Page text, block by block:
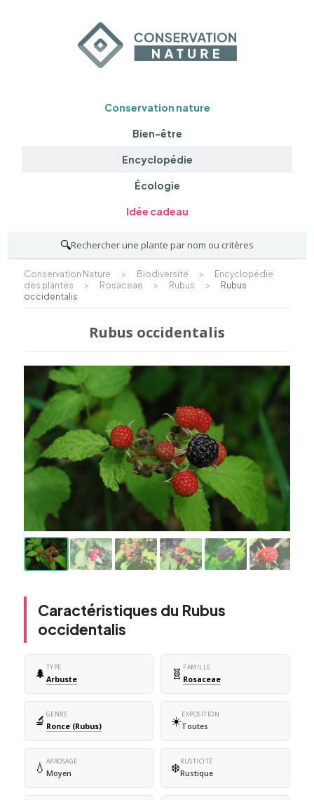
Conservation nature
Bien-être
Encyclopédie
Écologie
Idée cadeau
🔍Rechercher une plante par nom ou critères
Conservation Nature > Biodiversité >
Encyclopédie
des plantes
> Rosaceae > Rubus >
Rubus
occidentalis
Rubus occidentalis
Caractéristiques du Rubus
occidentalis
🌲 TYPE
Arbuste 🧬 FAMILLE
Rosaceae
🔬 GENRE
Ronce (Rubus) ☀️EXPOSITION
Toutes
💧 ARROSAGE
Moyen ❄️RUSTICITÉ
Rustique